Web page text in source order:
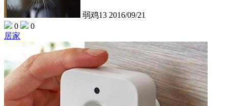
弱鸡13 2016/09/21
0
0
居家